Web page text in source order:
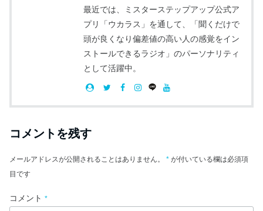
最近では、ミスターステップアップ公式ア
プリ「ウカラス」を通して、「聞くだけで
頭が良くなり偏差値の高い人の感覚をイン
ストールできるラジオ」のパーソナリティ
として活躍中。
コメントを残す
メールアドレスが公開されることはありません。 * が付いている欄は必須項
目です
コメント *